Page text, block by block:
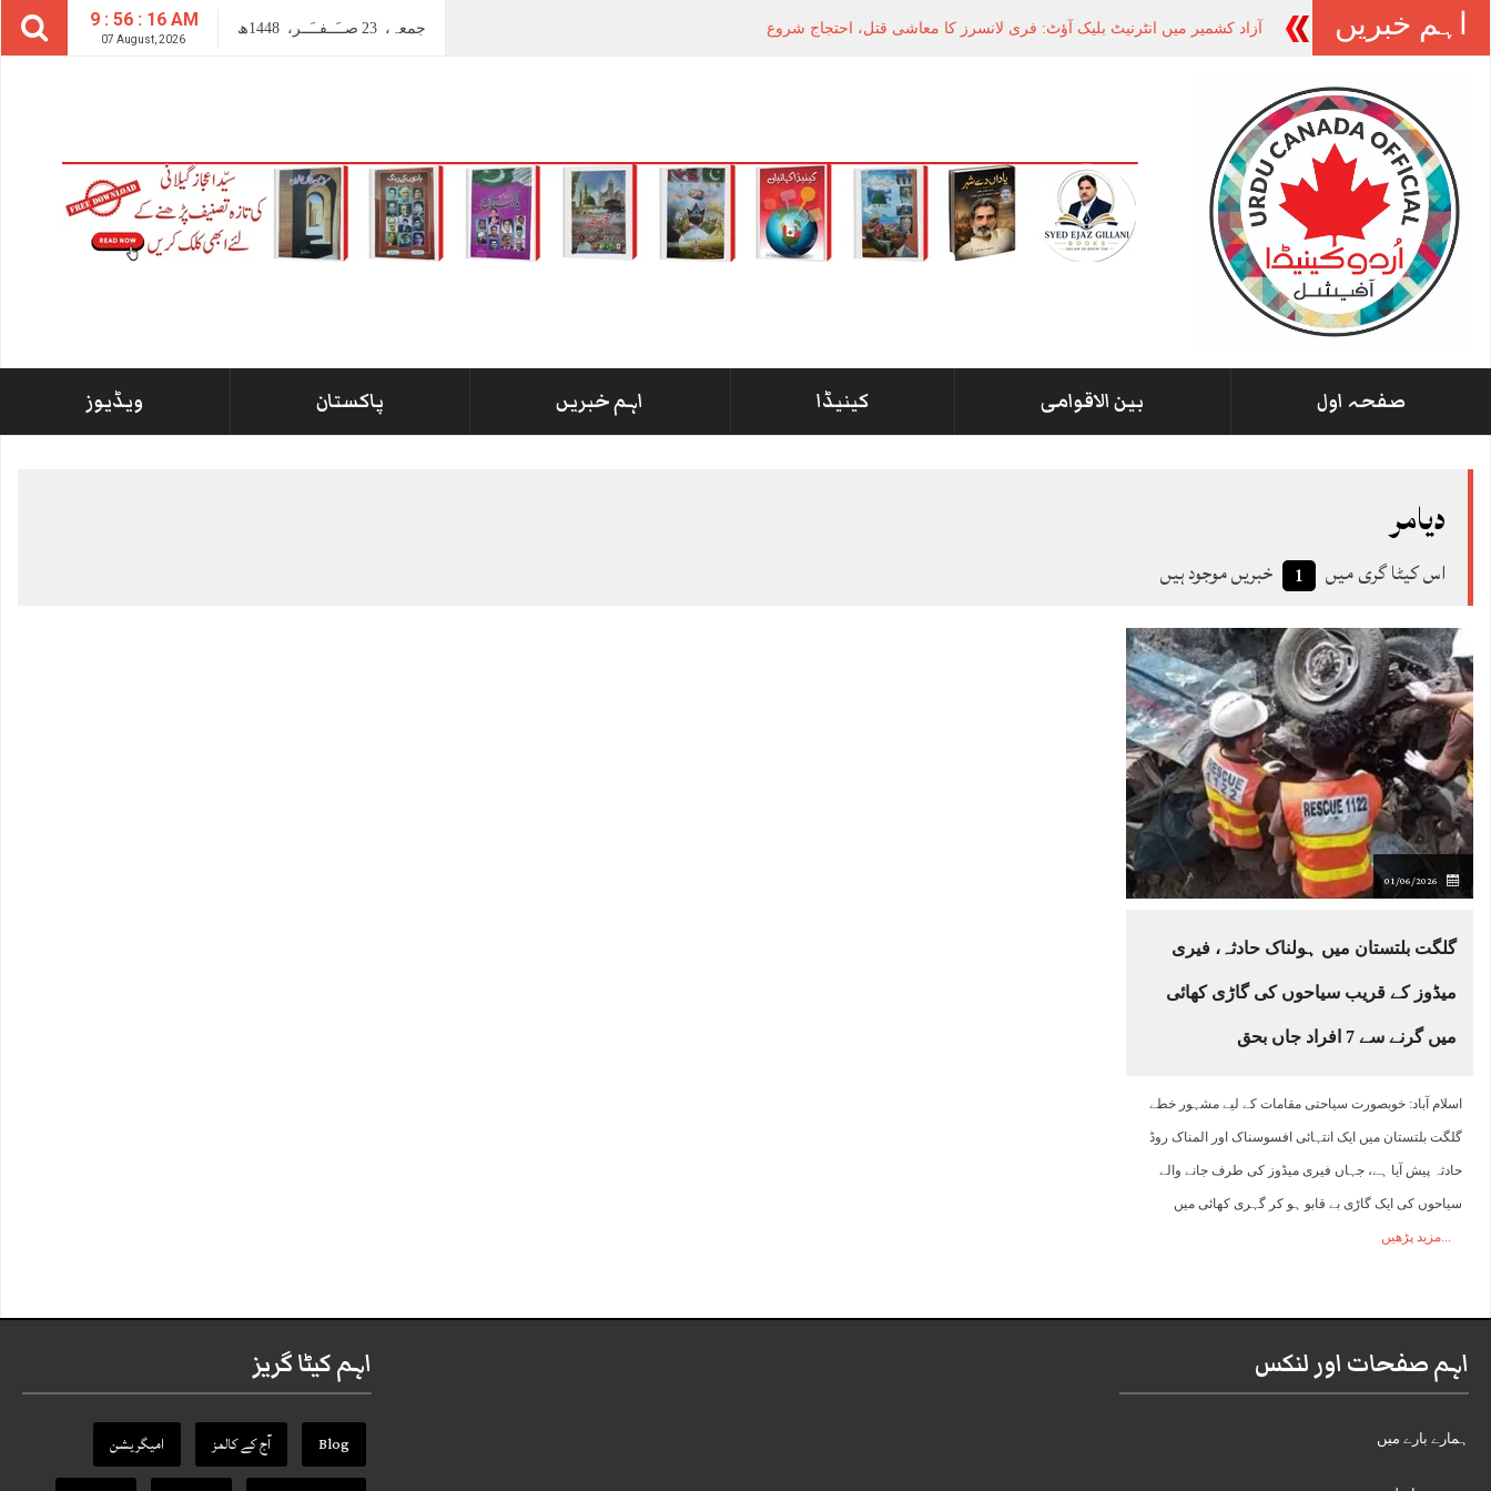
9 : 56 : 16 AM
07 August, 2026
جمعہ، 23 صــَــفــَــر، 1448ھ اہم خبریں آزاد کشمیر میں انٹرنیٹ بلیک آؤٹ: فری لانسرز کا معاشی قتل، احتجاج شروع
صفحہ اول بین الاقوامی کینیڈا اہم خبریں پاکستان ویڈیوز
دیامر
اس کیٹا گری میں 1 خبریں موجود ہیں
01/06/2026
گلگت بلتستان میں ہولناک حادثہ، فیری
میڈوز کے قریب سیاحوں کی گاڑی کھائی
میں گرنے سے 7 افراد جاں بحق
اسلام آباد: خوبصورت سیاحتی مقامات کے لیے مشہور خطے
گلگت بلتستان میں ایک انتہائی افسوسناک اور المناک روڈ
حادثہ پیش آیا ہے، جہاں فیری میڈوز کی طرف جانے والے
سیاحوں کی ایک گاڑی بے قابو ہو کر گہری کھائی میں
مزید پڑھیں
اہم صفحات اور لنکس
ہمارے بارے میں
اہم کیٹا گریز
Blog آج کے کالمز
امیگریشن